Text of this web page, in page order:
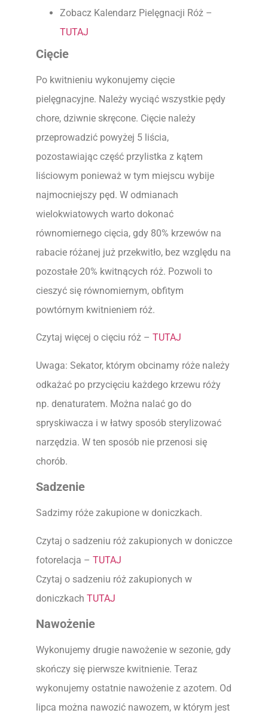
Zobacz Kalendarz Pielęgnacji Róż –
TUTAJ
Cięcie
Po kwitnieniu wykonujemy cięcie
pielęgnacyjne. Należy wyciąć wszystkie pędy
chore, dziwnie skręcone. Cięcie należy
przeprowadzić powyżej 5 liścia,
pozostawiając część przylistka z kątem
liściowym ponieważ w tym miejscu wybije
najmocniejszy pęd. W odmianach
wielokwiatowych warto dokonać
równomiernego cięcia, gdy 80% krzewów na
rabacie różanej już przekwitło, bez względu na
pozostałe 20% kwitnących róż. Pozwoli to
cieszyć się równomiernym, obfitym
powtórnym kwitnieniem róż.
Czytaj więcej o cięciu róż – TUTAJ
Uwaga: Sekator, którym obcinamy róże należy
odkażać po przycięciu każdego krzewu róży
np. denaturatem. Można nalać go do
spryskiwacza i w łatwy sposób sterylizować
narzędzia. W ten sposób nie przenosi się
chorób.
Sadzenie
Sadzimy róże zakupione w doniczkach.
Czytaj o sadzeniu róż zakupionych w doniczce
fotorelacja – TUTAJ
Czytaj o sadzeniu róż zakupionych w
doniczkach TUTAJ
Nawożenie
Wykonujemy drugie nawożenie w sezonie, gdy
skończy się pierwsze kwitnienie. Teraz
wykonujemy ostatnie nawożenie z azotem. Od
lipca można nawozić nawozem, w którym jest